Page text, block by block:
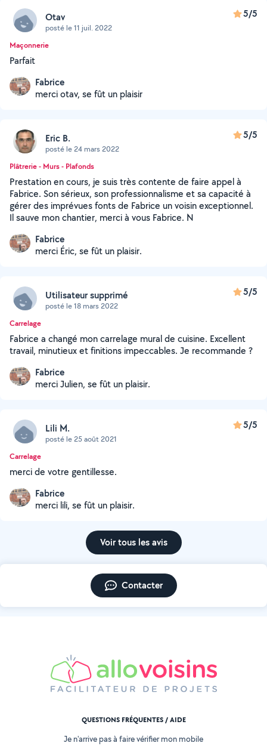
Otav
posté le 11 juil. 2022
5/5
Maçonnerie
Parfait
Fabrice
merci otav, se fût un plaisir
Eric B.
posté le 24 mars 2022
5/5
Plâtrerie - Murs - Plafonds
Prestation en cours, je suis très contente de faire appel à
Fabrice. Son sérieux, son professionnalisme et sa capacité à
gérer des imprévues fonts de Fabrice un voisin exceptionnel.
Il sauve mon chantier, merci à vous Fabrice. N
Fabrice
merci Éric, se fût un plaisir.
Utilisateur supprimé
posté le 18 mars 2022
5/5
Carrelage
Fabrice a changé mon carrelage mural de cuisine. Excellent
travail, minutieux et finitions impeccables. Je recommande ?
Fabrice
merci Julien, se fût un plaisir.
Lili M.
posté le 25 août 2021
5/5
Carrelage
merci de votre gentillesse.
Fabrice
merci lili, se fût un plaisir.
Voir tous les avis
Contacter
QUESTIONS FRÉQUENTES / AIDE
Je n'arrive pas à faire vérifier mon mobile